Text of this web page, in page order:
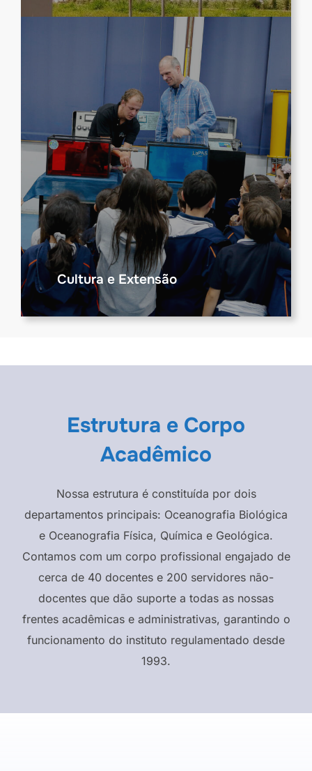
Cultura e Extensão
Estrutura e Corpo
Acadêmico
Nossa estrutura é constituída por dois
departamentos principais: Oceanografia Biológica
e Oceanografia Física, Química e Geológica.
Contamos com um corpo profissional engajado de
cerca de 40 docentes e 200 servidores não-
docentes que dão suporte a todas as nossas
frentes acadêmicas e administrativas, garantindo o
funcionamento do instituto regulamentado desde
1993.